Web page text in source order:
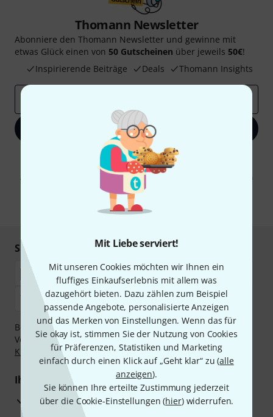
Mit Liebe serviert!
Mit unseren Cookies möchten wir Ihnen ein
fluffiges Einkaufserlebnis mit allem was
dazugehört bieten. Dazu zählen zum Beispiel
passende Angebote, personalisierte Anzeigen
und das Merken von Einstellungen. Wenn das für
Sie okay ist, stimmen Sie der Nutzung von Cookies
für Präferenzen, Statistiken und Marketing
einfach durch einen Klick auf „Geht klar“ zu (alle
anzeigen).
Sie können Ihre erteilte Zustimmung jederzeit
über die Cookie-Einstellungen (hier) widerrufen.
Thomann Newsletter
Abonniere den Thomann Newsletter und gewinne mit
etwas Glück einen von 50 Gutscheinen über jeweils 50€!
Inspirierende Beiträge
Deals Thomann Insights
Jetzt anmelden
Mit Klick auf „Jetzt anmelden“ stimmen Sie dem Erhalt von E-Mail-
Werbung und einer Messung des E-Mail-Nutzungsverhaltens zu. Die
Abmeldung ist jederzeit möglich. Weitere Informationen finden Sie in
unseren
Datenschutzhinweisen
* Pflichtfeld
Sicher einkaufen & bezahlen
Bezahlen Sie vertraulich und sicher per Nachnahme,
Vorkasse, PayPal, Amazon Pay,Klarna Sofort bezahlen,
Klarna Ratenzahlungoder Kreditkarte.
Ihre Vorteile
3 Jahre Thomann Garantie